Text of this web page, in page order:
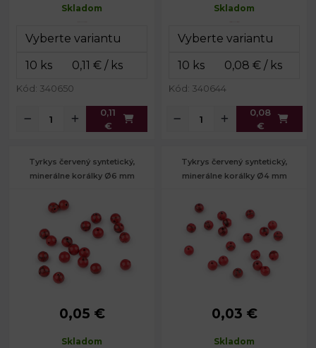
Skladom
Kód: 340650
0,11
€
Skladom
Kód: 340644
0,08
€
Tyrkys červený syntetický,
minerálne korálky Ø6 mm
Priemer:
6 mm
0,05 €
Skladom
Tykrys červený syntetický,
minerálne korálky Ø4 mm
Priemer:
4 mm
0,03 €
Skladom